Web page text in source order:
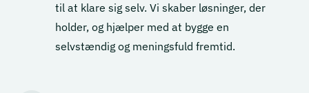
til at klare sig selv. Vi skaber løsninger, der
holder, og hjælper med at bygge en
selvstændig og meningsfuld fremtid.